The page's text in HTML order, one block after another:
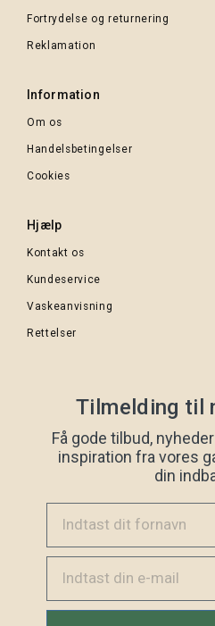
Fortrydelse og returnering
Reklamation
Information
Om os
Handelsbetingelser
Cookies
Hjælp
Kontakt os
Kundeservice
Vaskeanvisning
Rettelser
Tilmelding til
Få gode tilbud,
inspiration fra vores
din